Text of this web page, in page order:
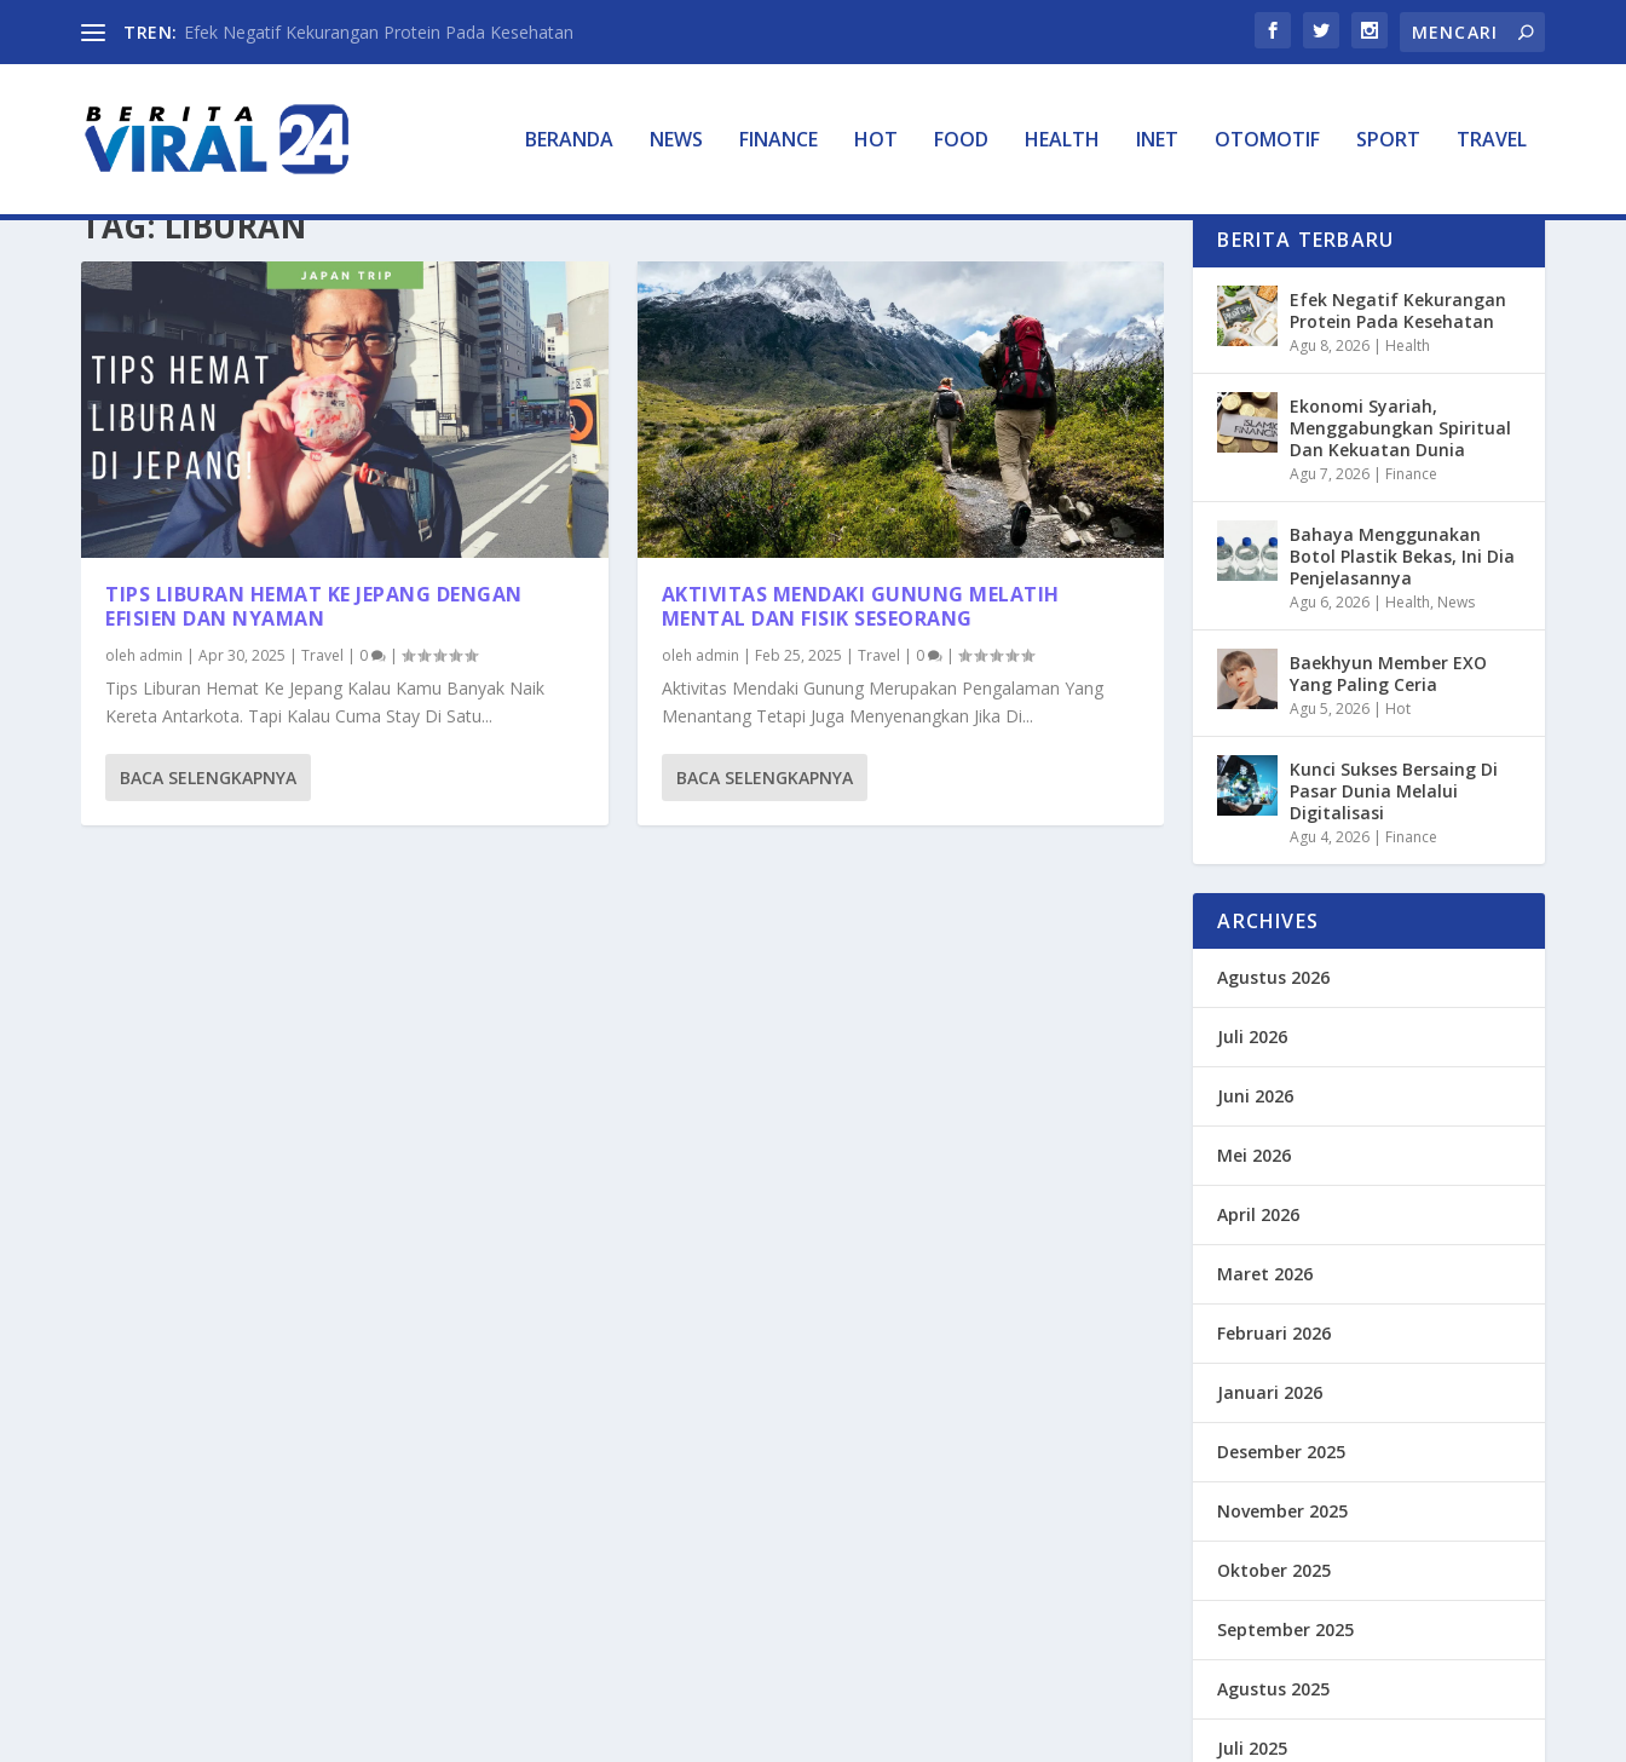
TREN: Efek Negatif Kekurangan Protein Pada Kesehatan
BERANDA NEWS FINANCE HOT FOOD HEALTH INET OTOMOTIF SPORT TRAVEL
TAG:LIBURAN
TIPS LIBURAN HEMAT KE JEPANG DENGAN
EFISIEN DAN NYAMAN
oleh admin |Apr 30, 2025 |Travel | 0 |
Tips Liburan Hemat Ke Jepang Kalau Kamu Banyak Naik
Kereta Antarkota. Tapi Kalau Cuma Stay Di Satu...
BACA SELENGKAPNYA
AKTIVITAS MENDAKI GUNUNG MELATIH
MENTAL DAN FISIK SESEORANG
oleh admin | Feb 25, 2025 | Travel | 0 |
Aktivitas Mendaki Gunung Merupakan Pengalaman Yang
Menantang Tetapi Juga Menyenangkan Jika Di...
BACA SELENGKAPNYA
BERITA TERBARU
Efek Negatif Kekurangan
Protein Pada Kesehatan
Agu 8, 2026 | Health
Ekonomi Syariah,
Menggabungkan Spiritual
Dan Kekuatan Dunia
Agu 7, 2026 | Finance
Bahaya Menggunakan
Botol Plastik Bekas, Ini Dia
Penjelasannya
Agu 6, 2026 | Health, News
Baekhyun Member EXO
Yang Paling Ceria
Agu 5, 2026 | Hot
Kunci Sukses Bersaing Di
Pasar Dunia Melalui
Digitalisasi
Agu 4, 2026 | Finance
ARCHIVES
Agustus 2026
Juli 2026
Juni 2026
Mei 2026
April 2026
Maret 2026
Februari 2026
Januari 2026
Desember 2025
November 2025
Oktober 2025
September 2025
Agustus 2025
Juli 2025